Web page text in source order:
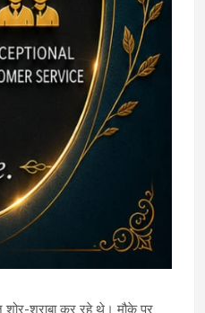
शराबा कर रहे थे। मौके पर